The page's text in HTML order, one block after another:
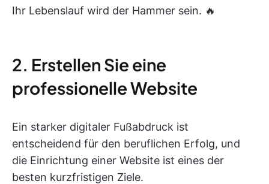
Ihr Lebenslauf wird der Hammer sein. 🔥
2. Erstellen Sie eine
professionelle Website
Ein starker digitaler Fußabdruck ist
entscheidend für den beruflichen Erfolg, und
die Einrichtung einer Website ist eines der
besten kurzfristigen Ziele.